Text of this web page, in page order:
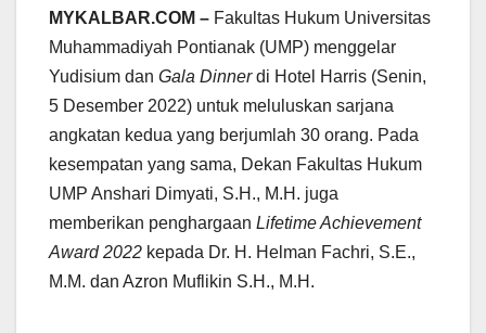
MYKALBAR.COM – Fakultas Hukum Universitas
Muhammadiyah Pontianak (UMP) menggelar
Yudisium dan Gala Dinnerdi Hotel Harris (Senin,
5 Desember 2022) untuk meluluskan sarjana
angkatan kedua yang berjumlah 30 orang. Pada
kesempatan yang sama, Dekan Fakultas Hukum
UMP Anshari Dimyati, S.H., M.H. juga
memberikan penghargaan Lifetime Achievement
Award 2022 kepada Dr. H. Helman Fachri, S.E.,
M.M. dan Azron Muflikin S.H., M.H.